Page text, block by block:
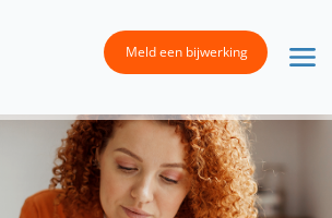
Meld een bijwerking